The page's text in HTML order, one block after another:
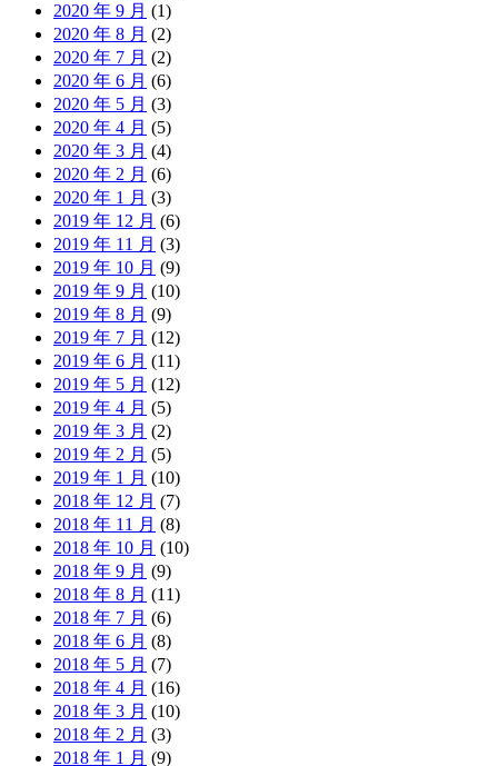
2020 年 9 月 (1)
2020 年 8 月 (2)
2020 年 7 月 (2)
2020 年 6 月 (6)
2020 年 5 月 (3)
2020 年 4 月 (5)
2020 年 3 月 (4)
2020 年 2 月 (6)
2020 年 1 月 (3)
2019 年 12 月 (6)
2019 年 11 月 (3)
2019 年 10 月 (9)
2019 年 9 月 (10)
2019 年 8 月 (9)
2019 年 7 月 (12)
2019 年 6 月 (11)
2019 年 5 月 (12)
2019 年 4 月 (5)
2019 年 3 月 (2)
2019 年 2 月 (5)
2019 年 1 月 (10)
2018 年 12 月 (7)
2018 年 11 月 (8)
2018 年 10 月 (10)
2018 年 9 月 (9)
2018 年 8 月 (11)
2018 年 7 月 (6)
2018 年 6 月 (8)
2018 年 5 月 (7)
2018 年 4 月 (16)
2018 年 3 月 (10)
2018 年 2 月 (3)
2018 年 1 月 (9)